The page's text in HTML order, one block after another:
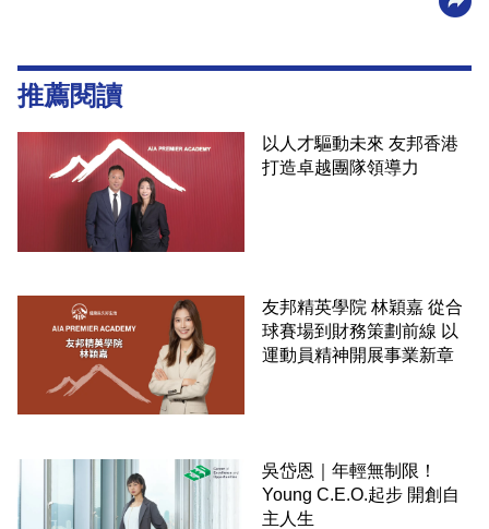
推薦閱讀
以人才驅動未來 友邦香港
打造卓越團隊領導力
友邦精英學院 林穎嘉 從合
球賽場到財務策劃前線 以
運動員精神開展事業新章
吳岱恩｜年輕無制限！
Young C.E.O.起步 開創自
主人生